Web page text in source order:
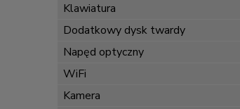
Klawiatura
Dodatkowy dysk twardy
Napęd optyczny
WiFi
Kamera